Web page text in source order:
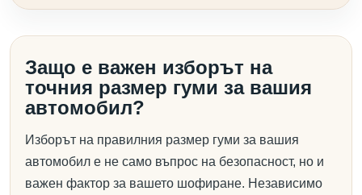
Защо е важен изборът на
точния размер гуми за вашия
автомобил?
Изборът на правилния размер гуми за вашия
автомобил е не само въпрос на безопасност, но и
важен фактор за вашето шофиране. Независимо